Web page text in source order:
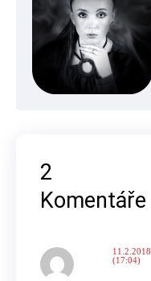
2
Komentáře
11.2.2018
(17:04)